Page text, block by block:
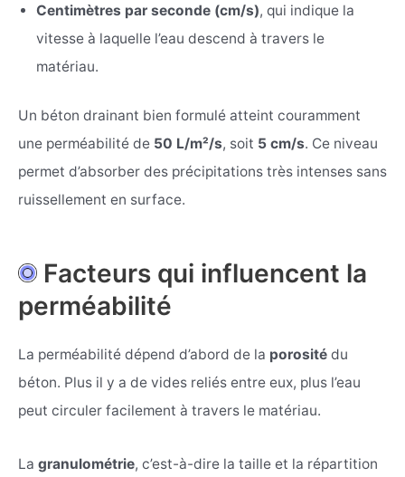
Centimètres par seconde (cm/s), qui indique la
vitesse à laquelle l’eau descend à travers le
matériau.
Un béton drainant bien formulé atteint couramment
une perméabilité de 50 L/m²/s, soit 5 cm/s. Ce niveau
permet d’absorber des précipitations très intenses sans
ruissellement en surface.
Facteurs qui influencent la
perméabilité
La perméabilité dépend d’abord de la porosité du
béton. Plus il y a de vides reliés entre eux, plus l’eau
peut circuler facilement à travers le matériau.
La granulométrie, c’est-à-dire la taille et la répartition